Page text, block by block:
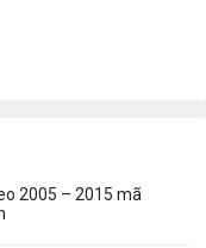
2005 – 2015 mã